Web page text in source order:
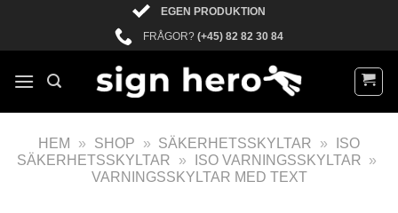
EGEN PRODUKTION
FRÅGOR? (+45) 82 82 30 84
HEM » SHOP » SÄKERHETSSKYLTAR »
ISO
SÄKERHETSSKYLTAR
» ISO VARNINGSSKYLTAR »
VARNINGSSKYLTAR MED TEXT